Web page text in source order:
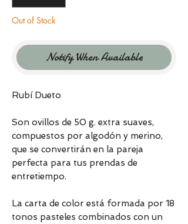
Out of Stock
Notify When Available
Rubí Dueto
Son ovillos de 50 g. extra suaves,
compuestos por algodón y merino,
que se convertirán en la pareja
perfecta para tus prendas de
entretiempo.
La carta de color está formada por 18
tonos pasteles combinados con un